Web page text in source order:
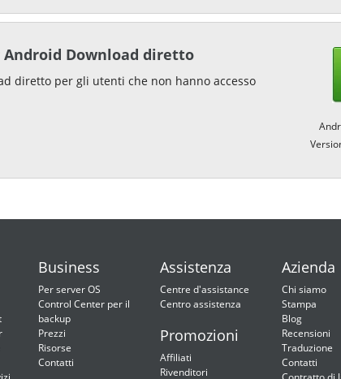
Android Download diretto
diretto per gli utenti che non hanno accesso
Business
Per server OS
Control Center per il
backup
Prezzi
Risorse
Contatti
Assistenza
Centre d'assistance
Centro assistenza
Promozioni
Affiliati
Rivenditori
Azienda
Chi siamo
Stampa
Blog
Recensioni
Traduzione
Contatti